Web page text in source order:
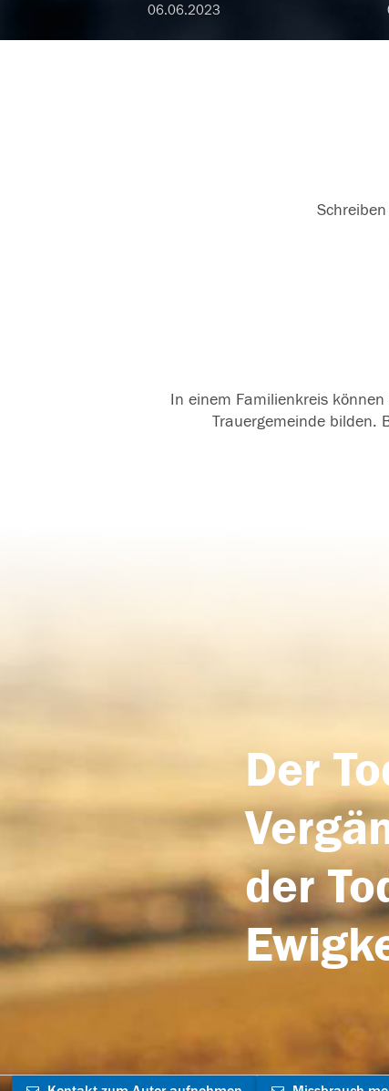
06.06.2023
In einem Familienkreis
Trauergemeinde bilden.
Der
der